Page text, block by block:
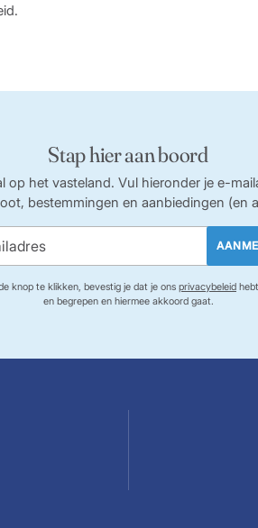
Stap hier aan boord
op het vasteland. Vul hieronder je e-
bestemmingen en aanbiedingen (en
knop te klikken, bevestig je dat je ons privacybeleid
en begrepen en hiermee akkoord gaat.